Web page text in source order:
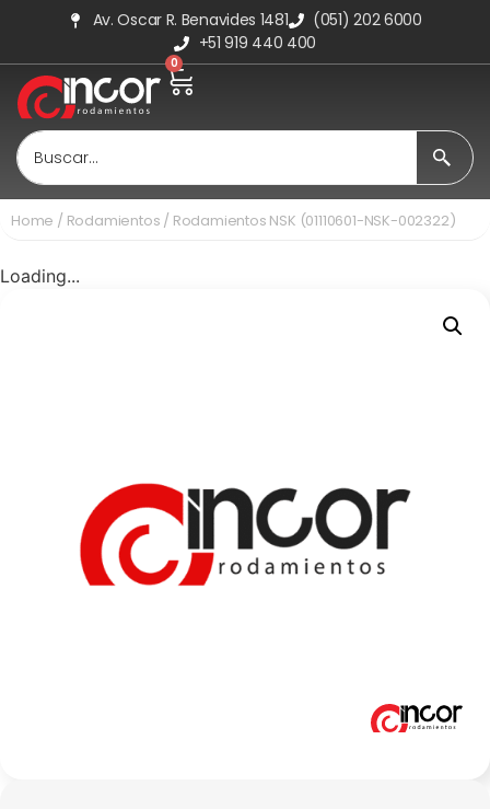
Av. Oscar R. Benavides 1481
(051) 202 6000
+51 919 440 400
0
Home / Rodamientos / Rodamientos NSK (01110601-NSK-002322)
Loading...